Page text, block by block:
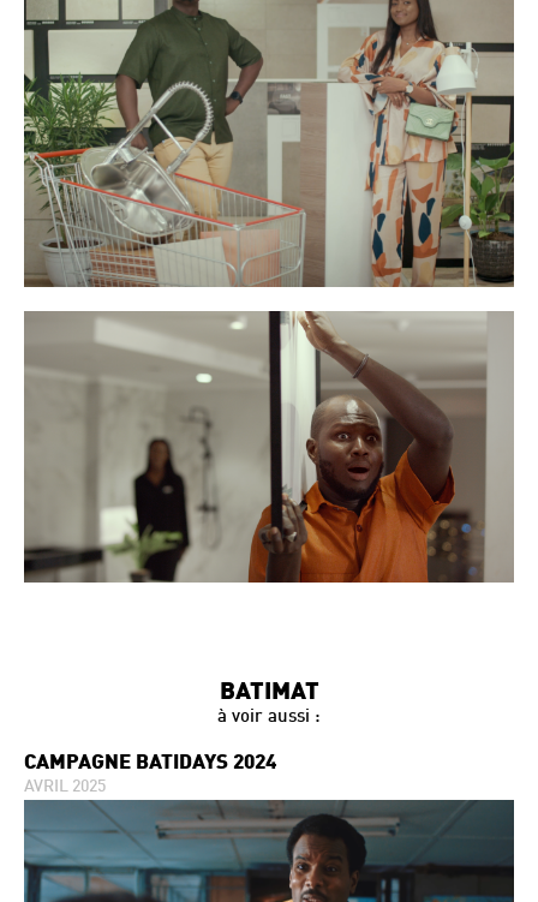
BATIMAT
à voir aussi :
CAMPAGNE BATIDAYS 2024
AVRIL 2025